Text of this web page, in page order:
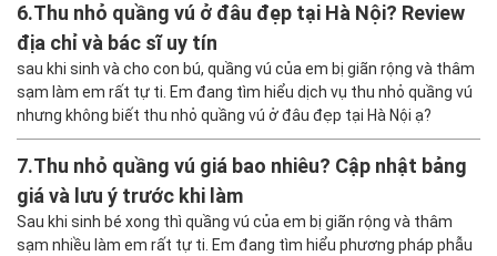
6.Thu nhỏ quầng vú ở đâu đẹp tại Hà Nội? Review
địa chỉ và bác sĩ uy tín
sau khi sinh và cho con bú, quầng vú của em bị giãn rộng và thâm
sạm làm em rất tự ti. Em đang tìm hiểu dịch vụ thu nhỏ quầng vú
nhưng không biết thu nhỏ quầng vú ở đâu đẹp tại Hà Nội ạ?
7.Thu nhỏ quầng vú giá bao nhiêu? Cập nhật bảng
giá và lưu ý trước khi làm
Sau khi sinh bé xong thì quầng vú của em bị giãn rộng và thâm
sạm nhiều làm em rất tự ti. Em đang tìm hiểu phương pháp phẫu